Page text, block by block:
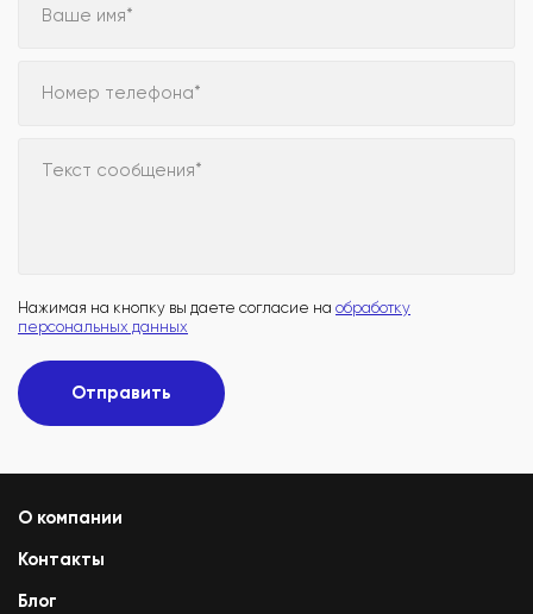
Ваше имя*
Номер телефона*
Текст сообщения*
Нажимая на кнопку вы даете согласие на обработку
персональных данных
Отправить
О компании
Контакты
Блог